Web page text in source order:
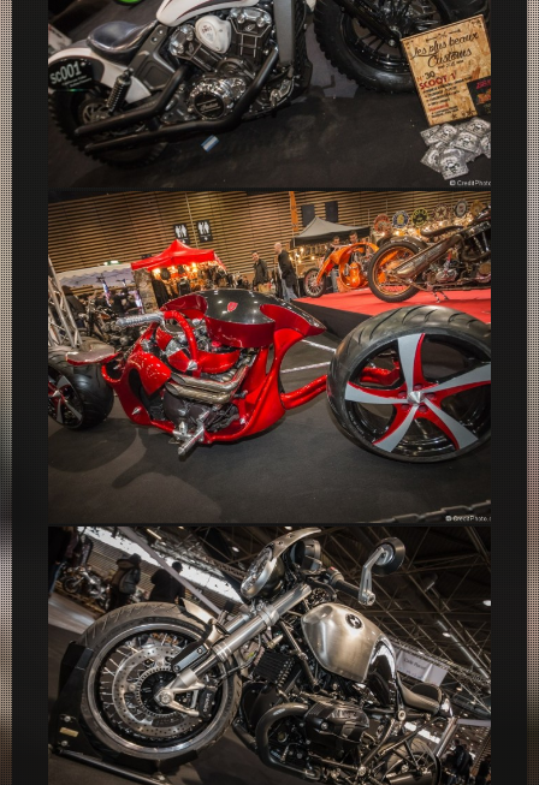
Custom Diavolo 2013 – Salon du 2 roues Lyon 2015
Indian Scoot 1